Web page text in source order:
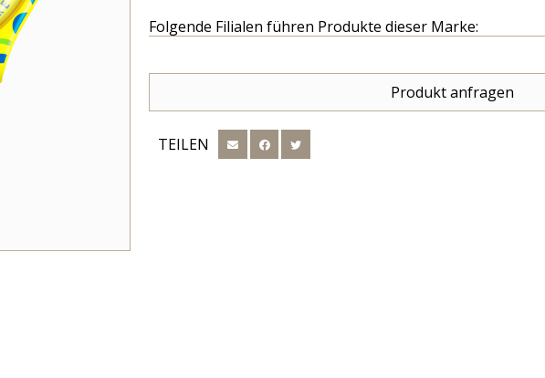
Folgende Filialen führen Produkte dieser Marke:
Produkt anfragen
TEILEN